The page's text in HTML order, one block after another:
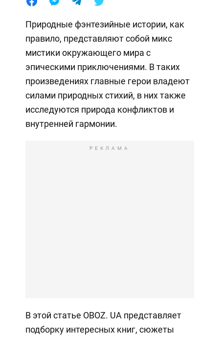
Природные фэнтезийные истории, как
правило, представляют собой микс
мистики окружающего мира с
эпическими приключениями. В таких
произведениях главные герои владеют
силами природных стихий, в них также
исследуются природа конфликтов и
внутренней гармонии.
РЕКЛАМА
В этой статье OBOZ. UA представляет
подборку интересных книг, сюжеты